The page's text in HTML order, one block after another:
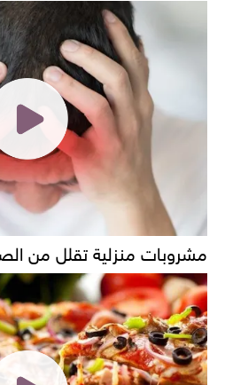
مشروبات منزلية تقلل من